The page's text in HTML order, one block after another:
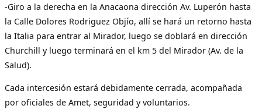
-Giro a la derecha en la Anacaona dirección Av. Luperón hasta
la Calle Dolores Rodriguez Objío, allí se hará un retorno hasta
la Italia para entrar al Mirador, luego se doblará en dirección
Churchill y luego terminará en el km 5 del Mirador (Av. de la
Salud).
Cada intercesión estará debidamente cerrada, acompañada
por oficiales de Amet, seguridad y voluntarios.